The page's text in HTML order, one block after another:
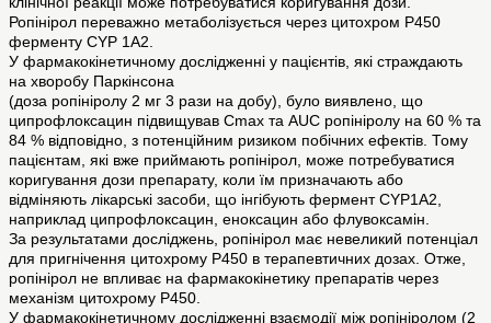
Ропінірол переважно метаболізується через цитохром P450
ферменту CYP 1A2.
У фармакокінетичному дослідженні у пацієнтів, які страждають
на хворобу Паркінсона
(доза ропініролу 2 мг 3 рази на добу), було виявлено, що
ципрофлоксацин підвищував Cmax та AUC ропініролу на 60 % та
84 % відповідно, з потенційним ризиком побічних ефектів. Тому
пацієнтам, які вже приймають ропінірол, може потребуватися
коригування дози препарату, коли їм призначають або
відміняють лікарські засоби, що інгібують фермент CYP1A2,
наприклад ципрофлоксацин, еноксацин або флувоксамін.
За результатами досліджень, ропінірол має невеликий потенціал
для пригнічення цитохрому Р450 в терапевтичних дозах. Отже,
ропінірол не впливає на фармакокінетику препаратів через
механізм цитохрому Р450.
У фармакокінетичному дослідженні взаємодії між ропініролом (2